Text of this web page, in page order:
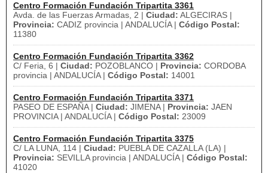
Centro Formación Fundación Tripartita 3361
Avda. de las Fuerzas Armadas, 2 | Ciudad: ALGECIRAS |
Provincia: CADIZ provincia | ANDALUCÍA | Código Postal:
11380
Centro Formación Fundación Tripartita 3362
C/ Feria, 6 | Ciudad: POZOBLANCO | Provincia: CORDOBA
provincia | ANDALUCÍA | Código Postal: 14001
Centro Formación Fundación Tripartita 3371
PASEO DE ESPAÑA | Ciudad: JIMENA | Provincia: JAEN
PROVINCIA | ANDALUCÍA | Código Postal: 23009
Centro Formación Fundación Tripartita 3375
C/ LA LUNA, 114 | Ciudad: PUEBLA DE CAZALLA (LA) |
Provincia: SEVILLA provincia | ANDALUCÍA | Código Postal:
41020